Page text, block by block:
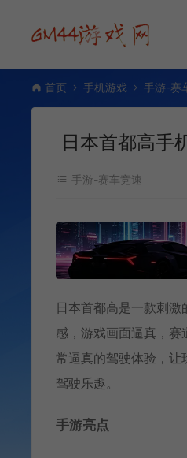
首页 手机游戏 手游-赛
日本首都高
手游-赛车竞速
日本首都高是一款刺
感，游戏画面逼真，
常逼真的驾驶体验，让
驾驶乐趣。
手游亮点